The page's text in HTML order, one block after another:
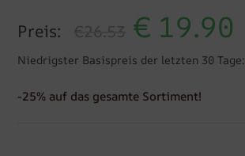
Preis: €26.53 € 19.90
Niedrigster Basispreis der letzten 30 Tage:
-25% auf das gesamte Sortiment!